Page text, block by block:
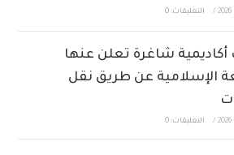
/ التعليقات: 0
شاغرة تعلن عنها
الإسلامية عن طريق نقل
/ التعليقات: 0